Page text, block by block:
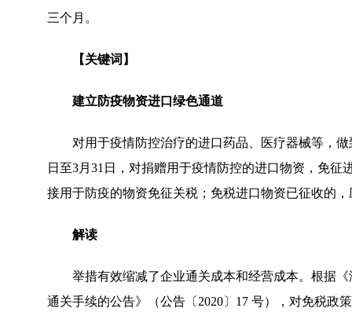
三个月。
【关键词】
建立防疫物资进口绿色通道
对用于疫情防控治疗的进口药品、医疗器械等，
日至3月31日，对捐赠用于疫情防控的进口物资，免
接用于防疫的物资免征关税；免税进口物资已征收的
解读
举措有效缩减了企业通关成本和经营成本。根据
通关手续的公告》（公告〔2020〕17 号），对免税政